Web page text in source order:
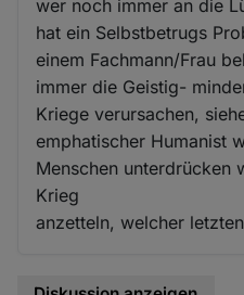
wer noch immer an die
hat ein Selbstbetrugs
einem Fachmann/Frau
immer die Geistig-
Kriege verursachen,
emphatischer Humanist
Menschen unterdrücken
Krieg
anzetteln, welcher